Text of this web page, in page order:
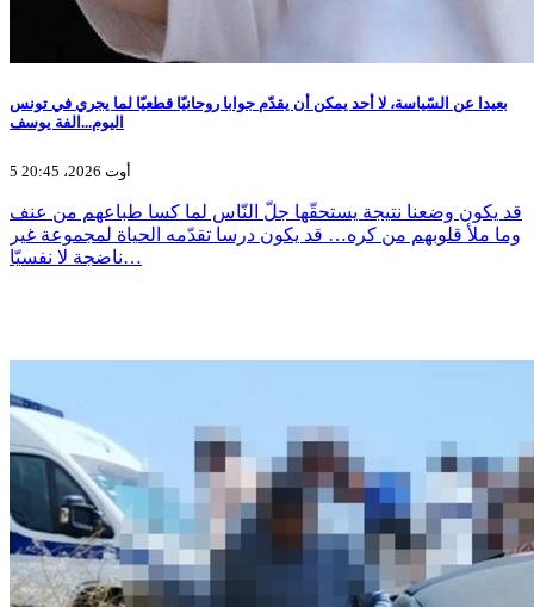
بعيدا عن السّياسة، لا أحد يمكن أن يقدّم جوابا روحانيّا قطعيّا لما يجري في تونس
اليوم...الفة يوسف
5 أوت 2026، 20:45
قد يكون وضعنا نتيجة يستحقّها جلّ النّاس لما كسا طباعهم من عنف
وما ملأ قلوبهم من كره… قد يكون درسا تقدّمه الحياة لمجموعة غير
ناضجة لا نفسيّا…